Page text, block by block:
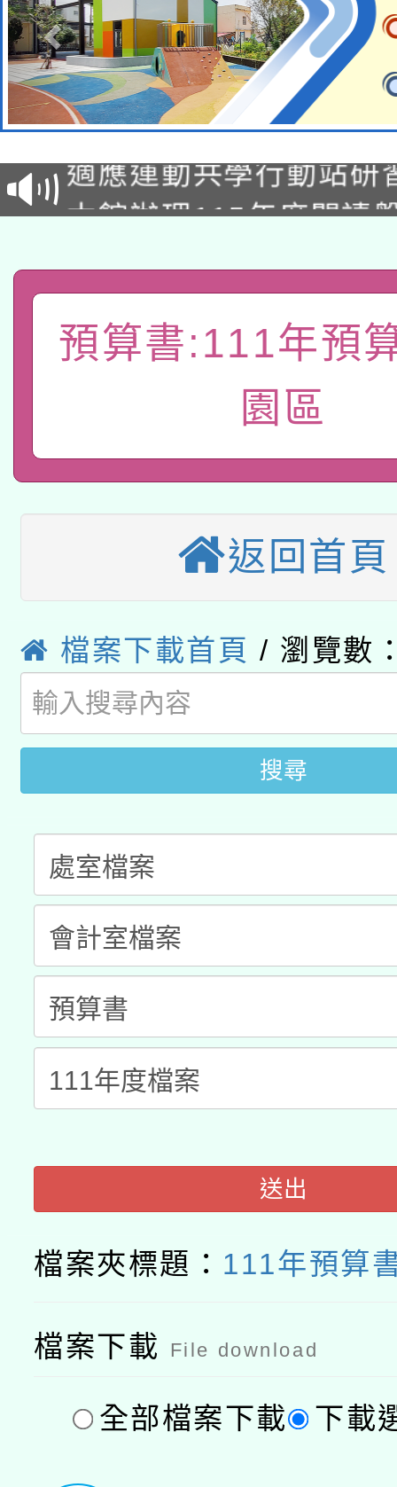
本校115學年度第2次
招甄選結果公告(無人
招)
適應運動共學行動站研
本館辦理115年度閱讀
礎課程
A3數位素養講師名單
「數位內容與教學軟體
有關大陸委員會函釋公
薪期間赴陸應申請許可
轉知經濟部水利署委託
業技術研究院辦理「
桃園市孔廟祈福系列
開 智慧啟航」
2026年桃園地景藝術
本校115學年度第2次
招甄選結果公告(無人
招)
適應運動共學行動站研
本館辦理115年度閱讀
暨閱讀推動專業研習
科技賦能─人工智慧
礎課程
A3數位素養講師名單
「數位內容與教學軟
pilot」
有關大陸委員會函釋公
薪期間赴陸應申請許可
轉知經濟部水利署委託
業技術研究院辦理「
用水績優單位及節水達
動」
115年8月22日(星期六
桃園市孔廟祈福系列
開 智慧啟航」
2026年桃園地景藝術
預算書:111年預
園區
返回首頁
檔案下載首頁 / 瀏覽數
搜尋
送出
檔案夾標題： 111年預算
檔案下載 File download
全部檔案下載 下載